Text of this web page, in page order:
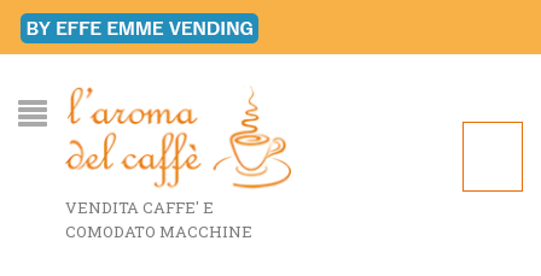
VENDITA CAFFE' E
COMODATO MACCHINE